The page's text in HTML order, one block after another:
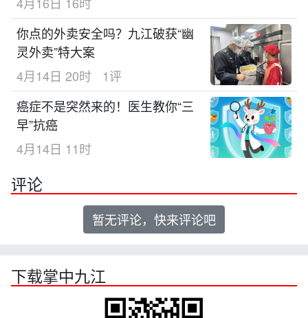
你点的外卖安全吗？九江破获“幽
灵外卖”特大案
4月14日 20时
1评
癌症不是突然来的！医生教你“三
早”抗癌
4月14日 11时
评论
暂无评论，快来评论吧
下载掌中九江